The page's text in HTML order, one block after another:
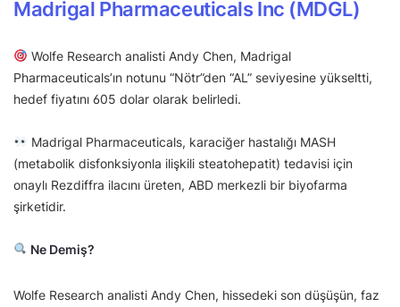
Madrigal Pharmaceuticals Inc (MDGL)
Wolfe Research analisti Andy Chen, Madrigal
Pharmaceuticals’ın notunu “Nötr”den “AL” seviyesine yükseltti,
hedef fiyatını 605 dolar olarak belirledi.
Madrigal Pharmaceuticals, karaciğer hastalığı MASH
(metabolik disfonksiyonla ilişkili steatohepatit) tedavisi için
onaylı Rezdiffra ilacını üreten, ABD merkezli bir biyofarma
şirketidir.
Ne Demiş?
Wolfe Research analisti Andy Chen, hissedeki son düşüşün, faz